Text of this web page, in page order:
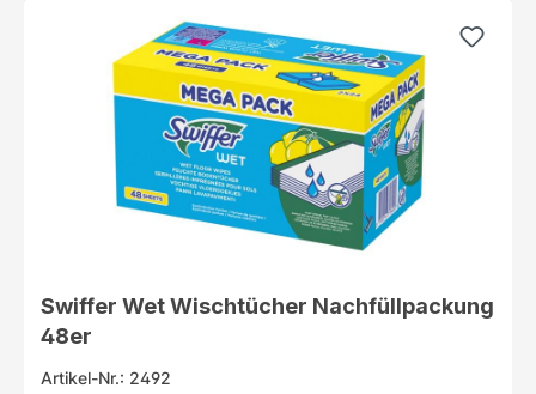
Swiffer Wet Wischtücher Nachfüllpackung
48er
Artikel-Nr.: 2492